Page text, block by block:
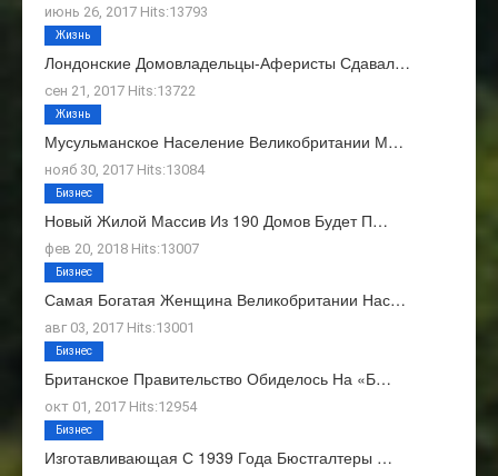
июнь 26, 2017 Hits:13793
Лондонские Домовладельцы-Аферисты Сдавал…
сен 21, 2017 Hits:13722
Жизнь
Мусульманское Население Великобритании М…
нояб 30, 2017 Hits:13084
Жизнь
Новый Жилой Массив Из 190 Домов Будет П…
фев 20, 2018 Hits:13007
Бизнес
Самая Богатая Женщина Великобритании Нас…
авг 03, 2017 Hits:13001
Бизнес
Британское Правительство Обиделось На «Б…
окт 01, 2017 Hits:12954
Бизнес
Изготавливающая С 1939 Года Бюстгалтеры …
Бизнес